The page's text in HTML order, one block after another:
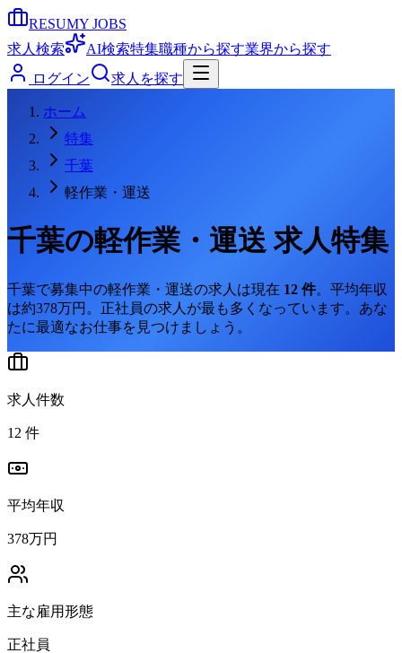
RESUMY JOBS
求人検索
AI検索特集職種から探す業界から探す
ログイン
求人を探す
ホーム
特集
千葉
軽作業・運送
千葉の軽作業・運送求人特集
千葉で募集中の軽作業・運送の求人は現在 12 件。 平均年収
は約378万円。 正社員の求人が最も多くなっています。 あな
たに最適なお仕事を見つけましょう。
求人件数
12 件
平均年収
378万円
主な雇用形態
正社員